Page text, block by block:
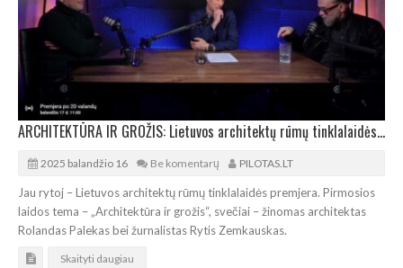
ARCHITEKTŪRA IR GROŽIS: Lietuvos architektų rūmų tinklalaidės premjera
2025 balandžio 16 Be komentarų PILOTAS.LT
Jau rytoj – Lietuvos architektų rūmų tinklalaidės premjera. Pirmosios
laidos tema – „Architektūra ir grožis“, svečiai – žinomas architektas
Rolandas Palekas bei žurnalistas Rytis Zemkauskas.
Skaityti daugiau